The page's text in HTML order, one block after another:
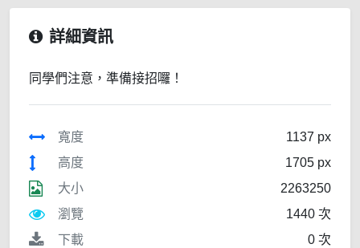
詳細資訊
同學們注意，準備接招囉！
寬度
1137 px
高度
1705 px
大小
2263250
瀏覽
1440 次
下載
0 次